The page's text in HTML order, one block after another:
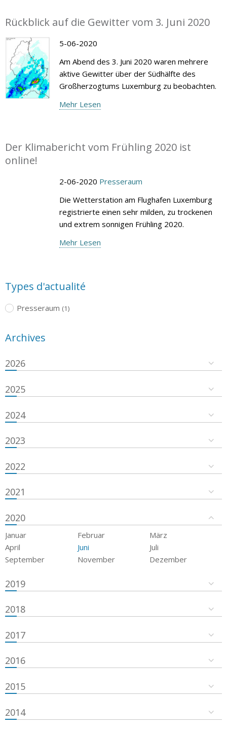
Rückblick auf die Gewitter vom 3. Juni 2020
5-06-2020
Am Abend des 3. Juni 2020 waren mehrere
aktive Gewitter über der Südhälfte des
Großherzogtums Luxemburg zu beobachten.
Mehr Lesen
Der Klimabericht vom Frühling 2020 ist
online!
2-06-2020 Presseraum
Die Wetterstation am Flughafen Luxemburg
registrierte einen sehr milden, zu trockenen
und extrem sonnigen Frühling 2020.
Mehr Lesen
Types d'actualité
Presseraum (1)
Archives
2026
2025
2024
2023
2022
2021
2020
Januar Februar
März
April
Juni
Juli
September
November Dezember
2019
2018
2017
2016
2015
2014